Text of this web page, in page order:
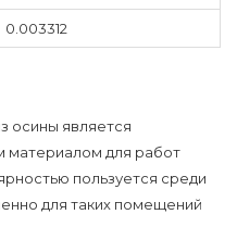
0.003312
осины является
материалом для работ
пользуется среди
для таких помещений